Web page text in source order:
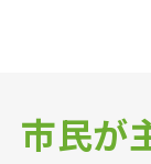
市民が